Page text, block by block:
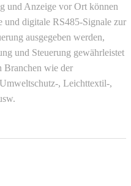
und Anzeige vor Ort können
und digitale RS485-Signale zur
ausgegeben werden,
und Steuerung gewährleistet
wie der
, Leichttextil-,